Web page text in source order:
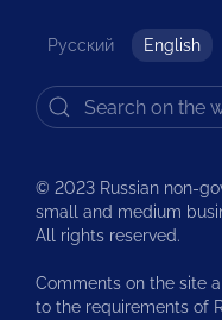
Русский English
© 2023 Russian non-
small and medium
All rights reserved.
Comments on the site
to the requirements of